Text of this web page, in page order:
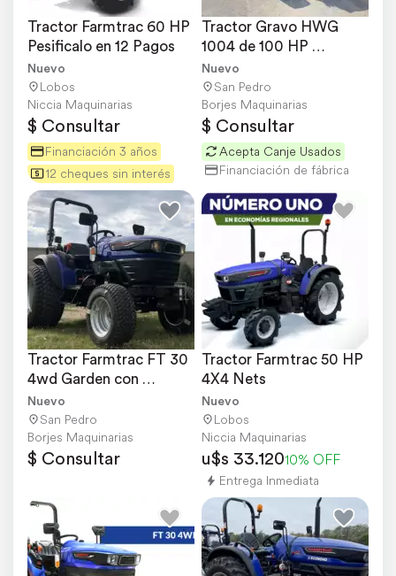
Tractor Farmtrac 60 HP
Pesificalo en 12 Pagos
Nuevo
Lobos
Niccia Maquinarias
$ Consultar
Financiación 3 años
12 cheques sin interés
Tractor Gravo HWG
1004 de 100 HP
Agrícolas Doble
Tracción
Nuevo
San Pedro
Borjes Maquinarias
$ Consultar
Acepta Canje Usados
Financiación de fábrica
Tractor Farmtrac FT 30
4wd Garden con
Cubiertas Turd
Nuevo
San Pedro
Borjes Maquinarias
$ Consultar
Tractor Farmtrac 50 HP
4X4 Nets
Nuevo
Lobos
Niccia Maquinarias
u$s 33.12010% OFF
Entrega Inmediata